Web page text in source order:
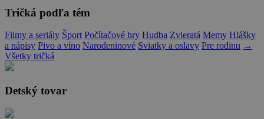
Tričká podľa tém
Filmy a seriály Šport Počítačové hry Hudba Zvieratá Memy Hlášky
a nápisy Pivo a víno Narodeninové Sviatky a oslavy Pre rodinu →
Všetky tričká
Detský tovar